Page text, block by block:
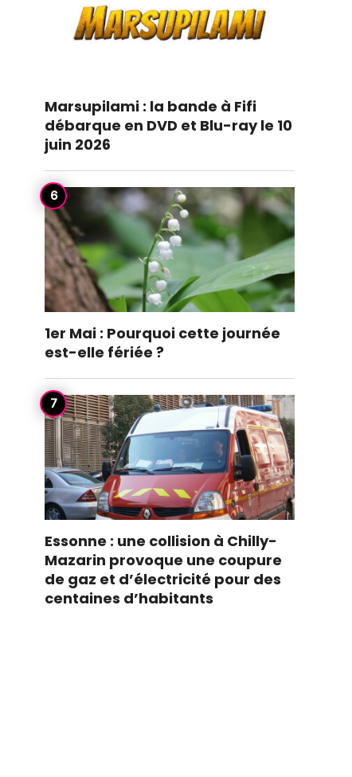
Marsupilami : la bande à Fifi
débarque en DVD et Blu-ray le 10
juin 2026
1er Mai : Pourquoi cette journée
est-elle fériée ?
Essonne : une collision à Chilly-
Mazarin provoque une coupure
de gaz et d’électricité pour des
centaines d’habitants